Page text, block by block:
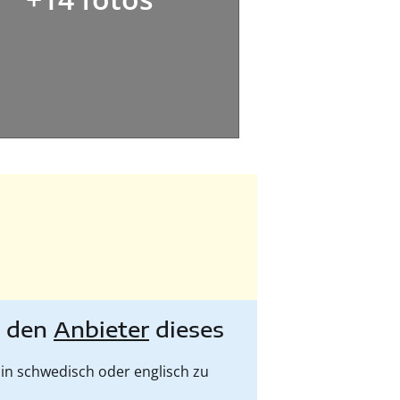
den Anbieter dieses
schwedisch oder englisch zu